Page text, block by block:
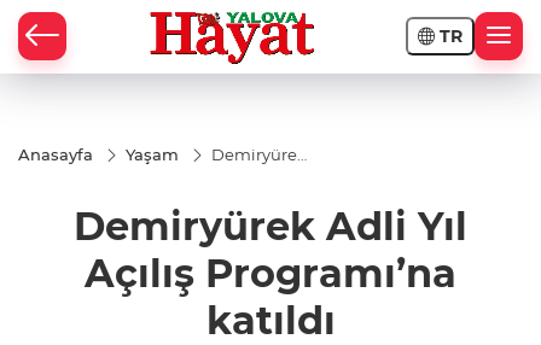
TR
Anasayfa Yaşam
Demiryürek
katıldı
Demiryürek Adli Yıl
Açılış Programı’na
katıldı